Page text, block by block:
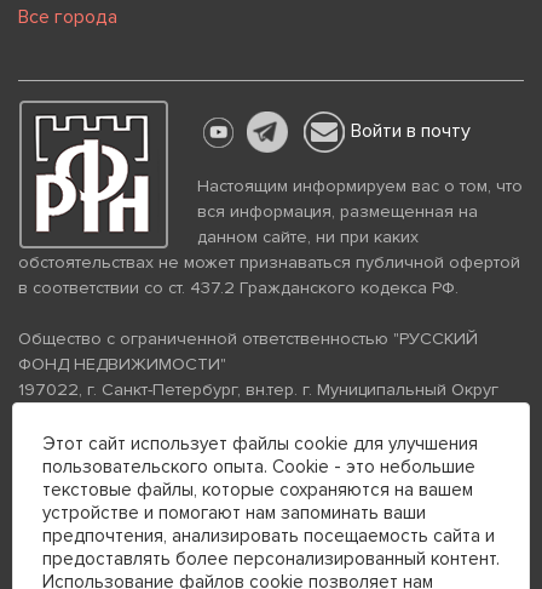
Все города
Войти в почту
Настоящим информируем вас о том, что
вся информация, размещенная на
данном сайте, ни при каких
обстоятельствах не может признаваться публичной офертой
в соответствии со ст. 437.2 Гражданского кодекса РФ.
Общество с ограниченной ответственностью "РУССКИЙ
ФОНД НЕДВИЖИМОСТИ"
197022, г. Санкт-Петербург, вн.тер. г. Муниципальный Округ
помещение 26Н, комната 103
ИНН 7813672570 КПП 781301001 ОГРН 1237800058870
Политика конфиденциальности
Политика обработки
персональных данных
Телефон для связи:
+7 (812) 200-99-98
Этот сайт использует файлы cookie для улучшения
пользовательского опыта. Cookie - это небольшие
текстовые файлы, которые сохраняются на вашем
устройстве и помогают нам запоминать ваши
предпочтения, анализировать посещаемость сайта и
предоставлять более персонализированный контент.
Использование файлов cookie позволяет нам